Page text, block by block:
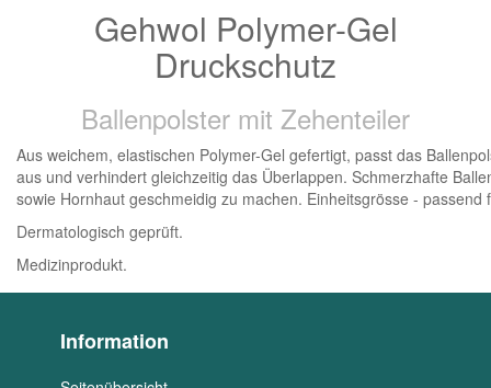
Gehwol Polymer-Gel
Druckschutz
Ballenpolster mit Zehenteiler
Aus weichem, elastischen Polymer-Gel gefertigt, passt das
aus und verhindert gleichzeitig das Überlappen. Schmerzhafte
sowie Hornhaut geschmeidig zu machen. Einheitsgrösse -
Dermatologisch geprüft.
Medizinprodukt.
Information